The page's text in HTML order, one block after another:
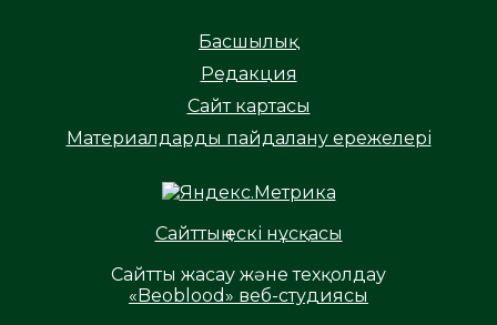
Басшылық
Редакция
Сайт картасы
Материалдарды пайдалану ережелері
Сайттың ескі нұсқасы
Сайтты жасау және техқолдау
«Beoblood» веб-студиясы